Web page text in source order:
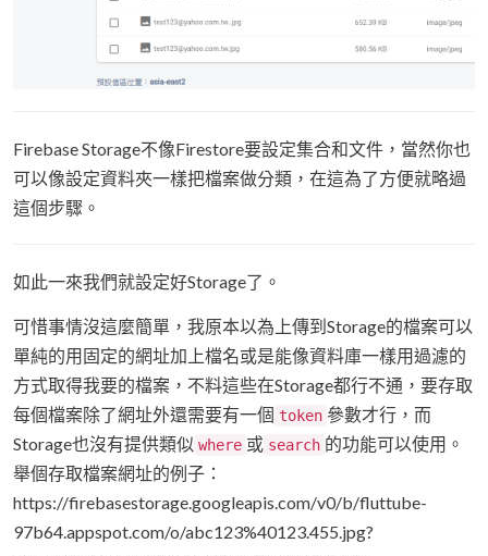
Firebase Storage不像Firestore要設定集合和文件，當然你也
可以像設定資料夾一樣把檔案做分類，在這為了方便就略過
這個步驟。
如此一來我們就設定好Storage了。
可惜事情沒這麼簡單，我原本以為上傳到Storage的檔案可以
單純的用固定的網址加上檔名或是能像資料庫一樣用過濾的
方式取得我要的檔案，不料這些在Storage都行不通，要存取
每個檔案除了網址外還需要有一個 token 參數才行，而
Storage也沒有提供類似 where 或 search 的功能可以使用。
舉個存取檔案網址的例子：
https://firebasestorage.googleapis.com/v0/b/fluttube-
97b64.appspot.com/o/abc123%40123.455.jpg?